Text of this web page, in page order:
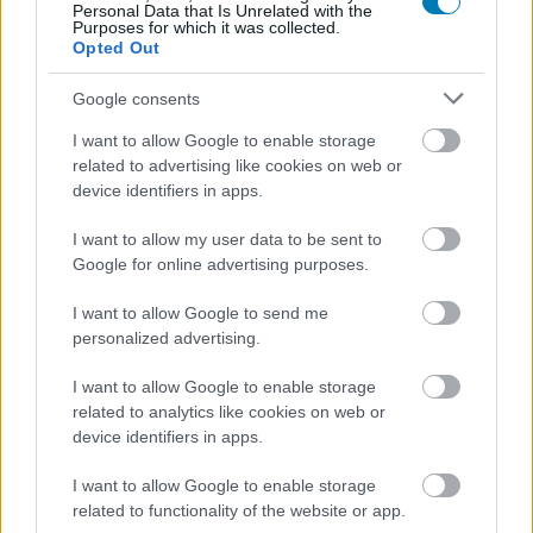
Personal Data that Is Unrelated with the
Purposes for which it was collected.
Opted Out
Google consents
I want to allow Google to enable storage
related to advertising like cookies on web or
device identifiers in apps.
I want to allow my user data to be sent to
Google for online advertising purposes.
I want to allow Google to send me
personalized advertising.
I want to allow Google to enable storage
related to analytics like cookies on web or
device identifiers in apps.
I want to allow Google to enable storage
related to functionality of the website or app.
rossz nem származhat abból, ha hordozható játékkonzol
helyett könyvet viszünk a szabadba, kiülünk egy parkba
olvasni, vagy a nyaralás során, a vízparton kapunk elő
valamilyen szórakoztató, elgondolkodtató művet.
Tökéletes időzítéssel jelent meg a közelmúltban Craig
Shreve könyve,Az afrikai szamuráj
Assassin's Creed: Shadows egyik főszereplőjét is ihlette.
Nem tudni róla sokat, története mégis érdekes -
Kobe Bryant viszont nagyon is valós volt: a tragikusan
fiatalon elhunyt kosaras életéről Mike Sielski
Felemelkedés - Avagy hogyan vált Kobe Bryant
halhatatlannácímű könyve szól, amely június 26-án